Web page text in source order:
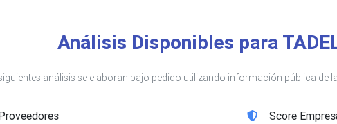
Análisis Disponibles para
análisis se elaboran bajo pedido utilizando información pública de
Score